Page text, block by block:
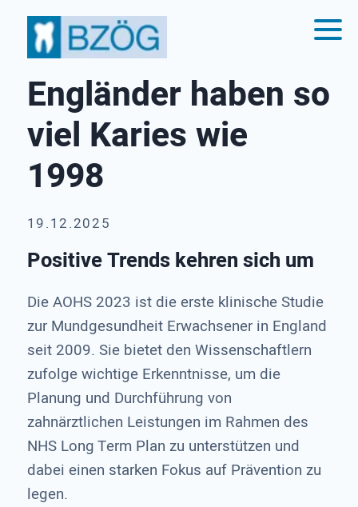
Engländer haben so
viel Karies wie
1998
19.12.2025
Positive Trends kehren sich um
Die AOHS 2023 ist die erste klinische Studie
zur Mundgesundheit Erwachsener in England
seit 2009. Sie bietet den Wissenschaftlern
zufolge wichtige Erkenntnisse, um die
Planung und Durchführung von
zahnärztlichen Leistungen im Rahmen des
NHS Long Term Plan zu unterstützen und
dabei einen starken Fokus auf Prävention zu
legen.